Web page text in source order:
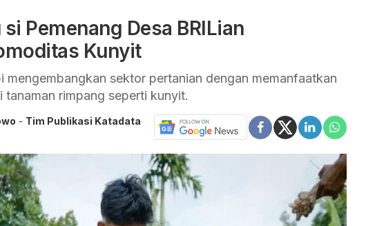
Pemenang Desa BRILian
Kunyit
mengembangkan sektor pertanian dengan memanfaatkan
tanaman rimpang seperti kunyit.
- Tim Publikasi Katadata